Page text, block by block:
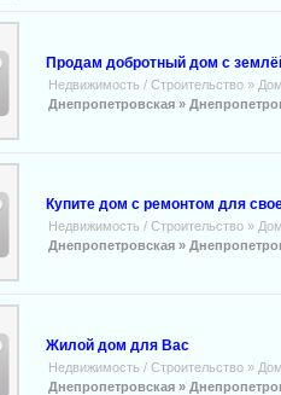
Продам добротный дом с
Недвижимость / Строительство »
Днепропетровская »
Купите дом с ремонтом для
Недвижимость / Строительство »
Днепропетровская »
Жилой дом для Вас
Недвижимость / Строительство »
Днепропетровская »